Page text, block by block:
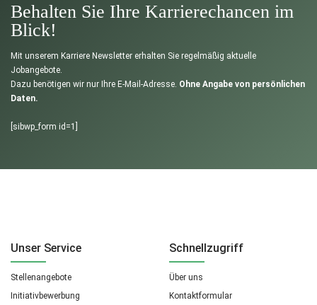
Behalten Sie Ihre Karrierechancen im
Blick!
Mit unserem Karriere Newsletter erhalten Sie regelmäßig aktuelle
Jobangebote.
Dazu benötigen wir nur Ihre E-Mail-Adresse. Ohne Angabe von persönlichen
Daten.
[sibwp_form id=1]
Unser Service
Stellenangebote
Initiativbewerbung
Schnellzugriff
Über uns
Kontaktformular